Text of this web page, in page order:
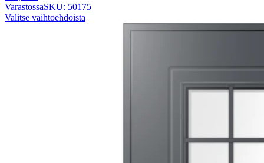
VarastossaSKU: 50175
Valitse vaihtoehdoista